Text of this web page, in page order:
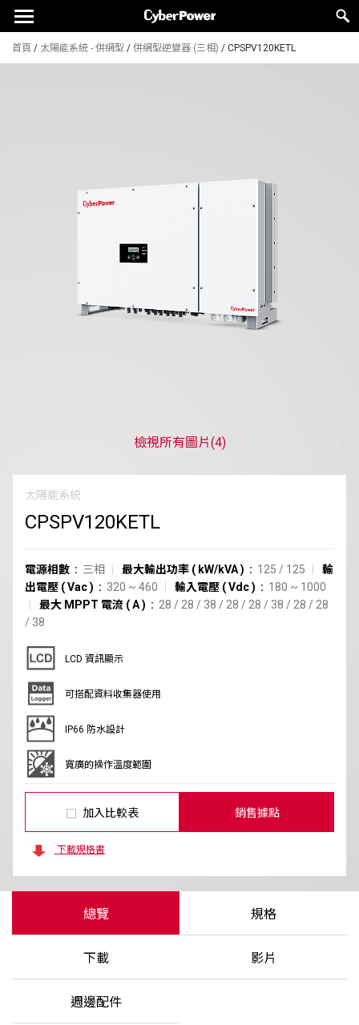
首頁 / 太陽能系統 - 併網型 / 併網型逆變器 (三相) / CPSPV120KETL
檢視所有圖片(4)
太陽能系統
CPSPV120KETL
電源相數 三相 最大輸出功率 ( kW/kVA) 125 / 125
輸
出電壓 (Vac) 320 ~ 460 輸入電壓 (Vdc)
180 ~ 1000
最大 MPPT 電流 (A) 28 / 28 / 38 / 28 / 28 / 38 / 28 / 28
/ 38
LCD 資訊顯示
可搭配資料收集器使用
IP66 防水設計
寬廣的操作溫度範圍
加入比較表 銷售據點
下載規格書
總覽 規格
下載 影片
週邊配件